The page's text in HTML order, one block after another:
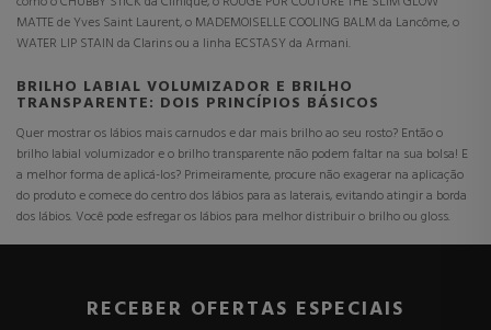
MATTE de Yves Saint Laurent, o MADEMOISELLE COOLING BALM da Lancôme, o
WATER LIP STAIN da Clarins ou a linha ECSTASY da Armani.
BRILHO LABIAL VOLUMIZADOR E BRILHO
TRANSPARENTE: DOIS PRINCÍPIOS BÁSICOS
Quer mostrar os lábios mais carnudos e dar mais brilho ao seu rosto? Então o
brilho labial volumizador e o brilho transparente não podem faltar na sua bolsa! E
a melhor forma de aplicá-los? Primeiramente, procure não exagerar na aplicação
do produto e comece do centro dos lábios para as laterais, evitando atingir a borda
dos lábios. Você pode esfregar os lábios para melhor distribuir o brilho ou gloss.
RECEBER OFERTAS ESPECIAIS